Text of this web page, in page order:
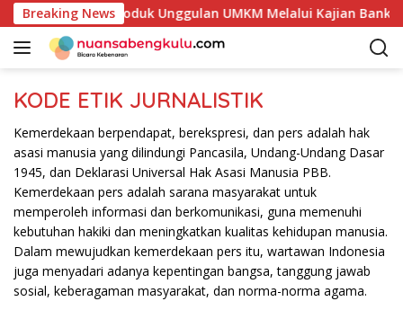
a
Breaking News
Potensi Produk Unggulan UMKM Melalui Kajian Bank
KODE ETIK JURNALISTIK
Kemerdekaan berpendapat, berekspresi, dan pers adalah hak
asasi manusia yang dilindungi Pancasila, Undang-Undang Dasar
1945, dan Deklarasi Universal Hak Asasi Manusia PBB.
Kemerdekaan pers adalah sarana masyarakat untuk
memperoleh informasi dan berkomunikasi, guna memenuhi
kebutuhan hakiki dan meningkatkan kualitas kehidupan manusia.
Dalam mewujudkan kemerdekaan pers itu, wartawan Indonesia
juga menyadari adanya kepentingan bangsa, tanggung jawab
sosial, keberagaman masyarakat, dan norma-norma agama.